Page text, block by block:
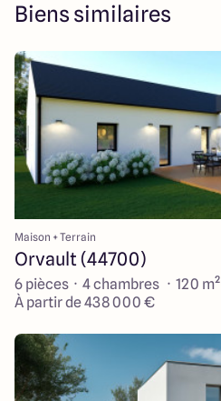
Biens similaires
Maison + Terrain
Orvault (44700)
6 pièces · 4 chambres · 120 m²
À partir de 438 000 €